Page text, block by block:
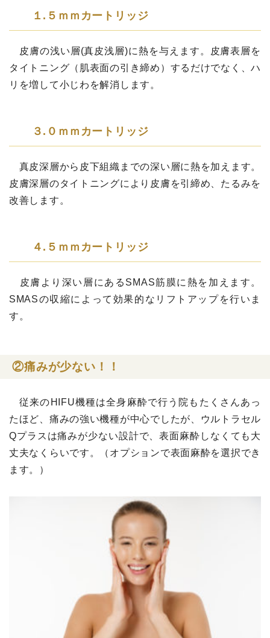
１.５ｍｍカートリッジ
皮膚の浅い層(真皮浅層)に熱を与えます。皮膚表層を
タイトニング（肌表面の引き締め）するだけでなく、ハ
リを増して小じわを解消します。
３.０ｍｍカートリッジ
真皮深層から皮下組織までの深い層に熱を加えます。
皮膚深層のタイトニングにより皮膚を引締め、たるみを
改善します。
４.５ｍｍカートリッジ
皮膚より深い層にあるSMAS筋膜に熱を加えます。
SMASの収縮によって効果的なリフトアップを行いま
す。
②痛みが少ない！！
従来のHIFU機種は全身麻酔で行う院もたくさんあっ
たほど、痛みの強い機種が中心でしたが、ウルトラセル
Qプラスは痛みが少ない設計で、表面麻酔しなくても大
丈夫なくらいです。（オプションで表面麻酔を選択でき
ます。）